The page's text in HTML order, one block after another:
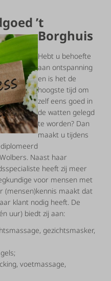
’t
Borghuis
Hebt u behoefte
aan ontspanning
en is het de
hoogste tijd om
zelf eens goed in
de watten gelegd
te worden? Dan
maakt u tijdens
Naast haar
heeft zij meer
voor mensen met
(mensen)kennis maakt dat
klant nodig heeft. De
uur) biedt zij aan:
gezichtsmasker,
voetmassage,